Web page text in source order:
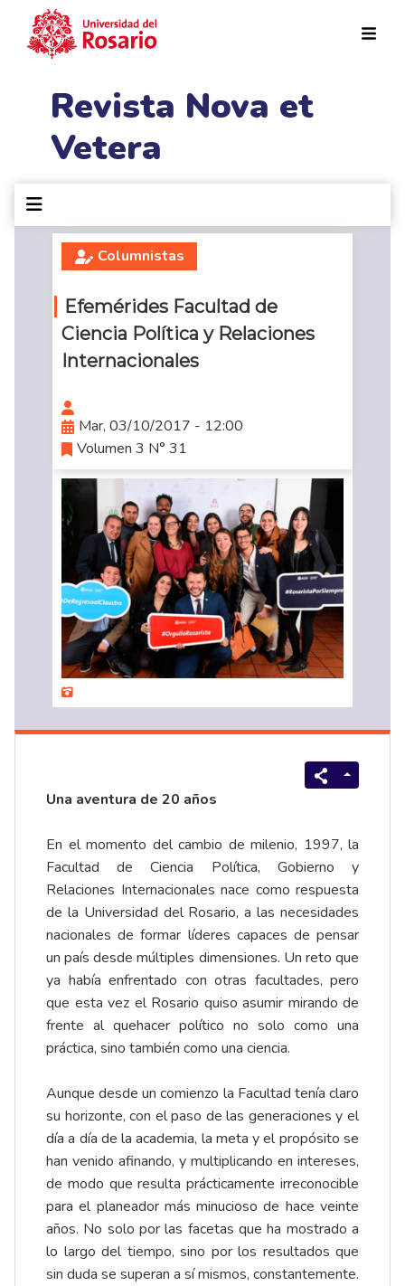
Revista Nova et
Vetera
Columnistas
Efemérides Facultad de
Ciencia Política y Relaciones
Internacionales
Mar, 03/10/2017 - 12:00
Volumen 3 N° 31
Una aventura de 20 años
En el momento del cambio de milenio, 1997, la
Facultad de Ciencia Política, Gobierno y
Relaciones Internacionales nace como respuesta
de la Universidad del Rosario, a las necesidades
nacionales de formar líderes capaces de pensar
un país desde múltiples dimensiones. Un reto que
ya había enfrentado con otras facultades, pero
que esta vez el Rosario quiso asumir mirando de
frente al quehacer político no solo como una
práctica, sino también como una ciencia.
Aunque desde un comienzo la Facultad tenía claro
su horizonte, con el paso de las generaciones y el
día a día de la academia, la meta y el propósito se
han venido afinando, y multiplicando en intereses,
de modo que resulta prácticamente irreconocible
para el planeador más minucioso de hace veinte
años. No solo por las facetas que ha mostrado a
lo largo del tiempo, sino por los resultados que
sin duda se superan a sí mismos, constantemente.